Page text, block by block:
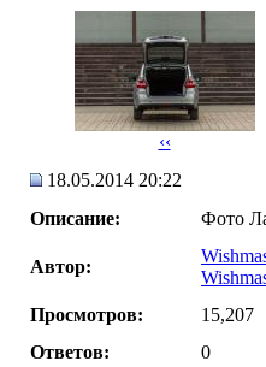
‹‹
18.05.2014 20:22
Описание:
Фото
Автор:
Просмотров:
15,207
Ответов:
0